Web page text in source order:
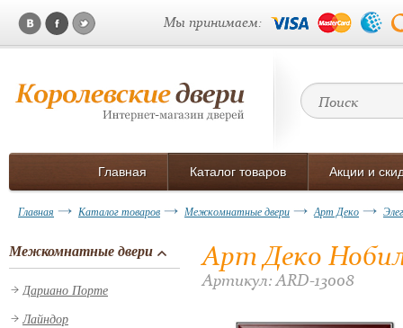
Мы принимаем:
Главная Каталог товаров Акции и
Главная Каталог товаров Межкомнатные двери Арт Деко
Межкомнатные двери
Дариано Порте
Лайндор
Арт Деко
Артикул: ARD-13008